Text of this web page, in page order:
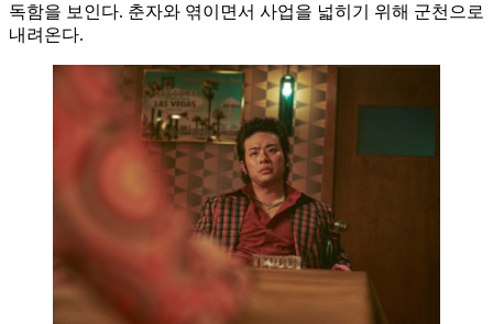
독함을 보인다. 춘자와 엮이면서 사업을 넓히기 위해 군천으로
내려온다.